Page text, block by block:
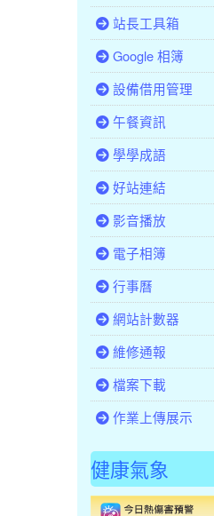
站長工具箱
Google 相簿
設備借用管理
午餐資訊
學學成語
好站連結
影音播放
電子相簿
行事曆
網站計數器
維修通報
檔案下載
作業上傳展示
健康氣象